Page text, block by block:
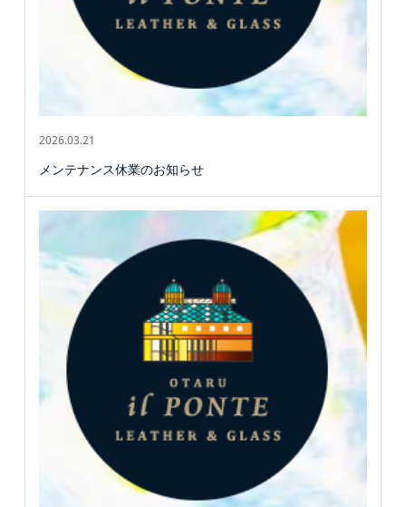
2026.03.21
メンテナンス休業のお知らせ